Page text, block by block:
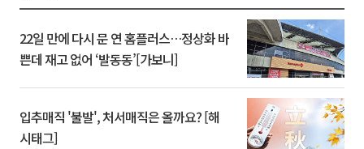
22일 만에 다시 문 연 홈플러스…정상화 바
쁜데 재고 없어 ‘발동동’[가보니]
입추매직 '불발', 처서매직은 올까요? [해
시태그]